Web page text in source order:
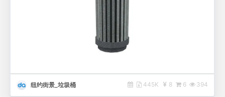
纽约街景_垃圾桶 445K 8 6 394